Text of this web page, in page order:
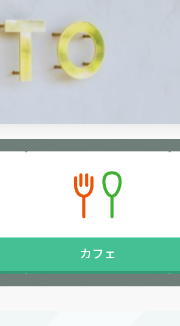
カフェ